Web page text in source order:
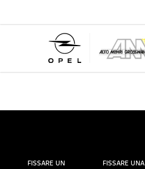
FISSARE UN
FISSARE UNA